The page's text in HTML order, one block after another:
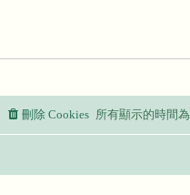
所有顯示的時間為
刪除 Cookies